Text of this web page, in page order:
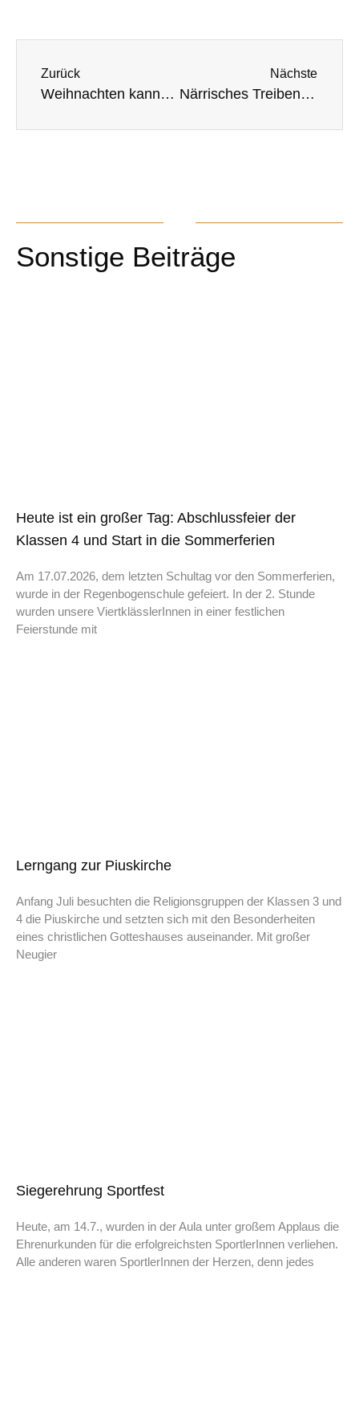
Zurück
Weihnachten kannst du riechen! Stimmungsvolle Weihnachtsfeier in der Regenbogenschule
Nächste
Närrisches Treiben in der Regenbogenschule, die Karnevalisten übernehmen die Führung!
Sonstige Beiträge
Heute ist ein großer Tag: Abschlussfeier der
Klassen 4 und Start in die Sommerferien
Am 17.07.2026, dem letzten Schultag vor den Sommerferien,
wurde in der Regenbogenschule gefeiert. In der 2. Stunde
wurden unsere ViertklässlerInnen in einer festlichen
Feierstunde mit
Lerngang zur Piuskirche
Anfang Juli besuchten die Religionsgruppen der Klassen 3 und
4 die Piuskirche und setzten sich mit den Besonderheiten
eines christlichen Gotteshauses auseinander. Mit großer
Neugier
Siegerehrung Sportfest
Heute, am 14.7., wurden in der Aula unter großem Applaus die
Ehrenurkunden für die erfolgreichsten SportlerInnen verliehen.
Alle anderen waren SportlerInnen der Herzen, denn jedes